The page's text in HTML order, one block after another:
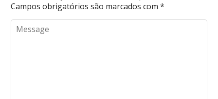
Campos obrigatórios são marcados com*